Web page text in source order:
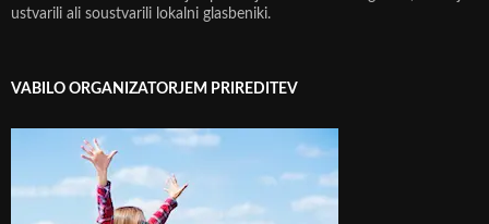
ustvarili ali soustvarili lokalni glasbeniki.
VABILO ORGANIZATORJEM PRIREDITEV